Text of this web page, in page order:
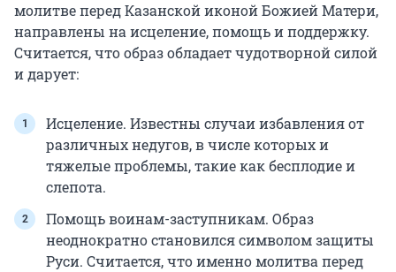
молитве перед Казанской иконой Божией Матери,
направлены на исцеление, помощь и поддержку.
Считается, что образ обладает чудотворной силой
и дарует:
Исцеление. Известны случаи избавления от
различных недугов, в числе которых и
тяжелые проблемы, такие как бесплодие и
слепота.
Помощь воинам-заступникам. Образ
неоднократно становился символом защиты
Руси. Считается, что именно молитва перед